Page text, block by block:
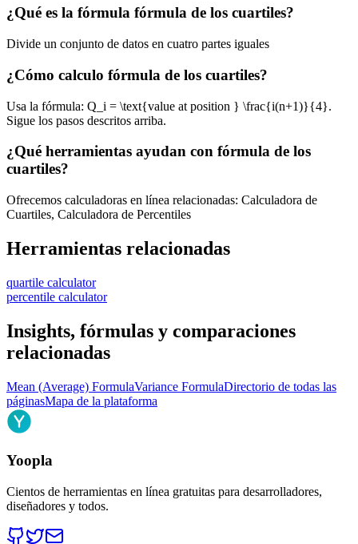
¿Qué es la fórmula fórmula de los cuartiles?
Divide un conjunto de datos en cuatro partes iguales
¿Cómo calculo fórmula de los cuartiles?
Usa la fórmula: Q_i = \text{value at position } \frac{i(n+1)}{4}.
Sigue los pasos descritos arriba.
¿Qué herramientas ayudan con fórmula de los
cuartiles?
Ofrecemos calculadoras en línea relacionadas: Calculadora de
Cuartiles, Calculadora de Percentiles
Herramientas relacionadas
quartile calculator
percentile calculator
Insights, fórmulas y comparaciones
relacionadas
Mean (Average) FormulaVariance FormulaDirectorio de todas las
páginasMapa de la plataforma
Yoopla
Cientos de herramientas en línea gratuitas para desarrolladores,
diseñadores y todos.